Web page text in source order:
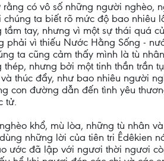
có vô số những người nghèo,
ta biết rõ mức độ bao nhiêu
tay, nhưng vì một sự thái quá
vì thiếu Nước Hằng Sống -
ta cũng cảm thấy mình là tù
nhưng bởi một tinh thần trần
thúc đẩy, như bao nhiêu người
con đường dẫn đến tình yêu
tử.
khổ, mù lòa, những tù nhân
những lời của tiên tri Êdêkien
ước đã lập với ngươi thời ngươi